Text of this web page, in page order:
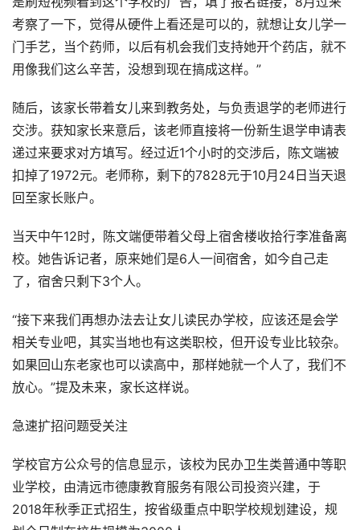
考察了一下，觉得从硬件上看还是可以的，就想让女儿学一
门手艺，当个药师，以后有机会我们支持她开个药店，就不
用像我们这么辛苦，没想到现在搞成这样。”
随后，该家长带着女儿来到教务处，与负责退学的老师进行
交涉。获知家长来意后，该老师直接将一份新生退学申请表
递过来要求对方填写。经过近1个小时的交涉后，陈文端被
扣掉了1972元。老师称，剩下的7828元于10月24日当天退
回至家长账户。
当天中午12时，陈文端便带着父母上宿舍楼收拾行李准备离
校。她告诉记者，原来她们是6人一间宿舍，如今自己走
了，宿舍只剩下3个人。
“接下来我们再想办法去让女儿读民办学校，应该还是会学
相关专业吧，其实当地也有这类职校，但开设专业比较杂。
如果回山东老家也可以读高中，那样她就一个人了，我们不
放心。”提及未来，家长这样说。
急速扩招问题受关注
学校官方公众号的信息显示，该校为民办卫生类普通中等职
业学校，由清远市德康教育服务有限公司投资兴建，于
2018年秋季正式招生，按省级重点中职学校规划建设，规